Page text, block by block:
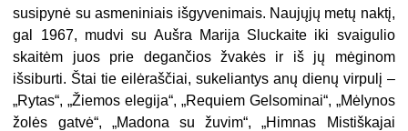
susipynė su asmeniniais išgyvenimais. Naujųjų metų naktį,
gal 1967, mudvi su Aušra Marija Sluckaite iki svaigulio
skaitėm juos prie degančios žvakės ir iš jų mėginom
išsiburti. Štai tie eilėraščiai, sukeliantys anų dienų virpulį –
„Rytas“, „Žiemos elegija“, „Requiem Gelsominai“, „Mėlynos
žolės gatvė“, „Madona su žuvim“, „Himnas Mistiškajai